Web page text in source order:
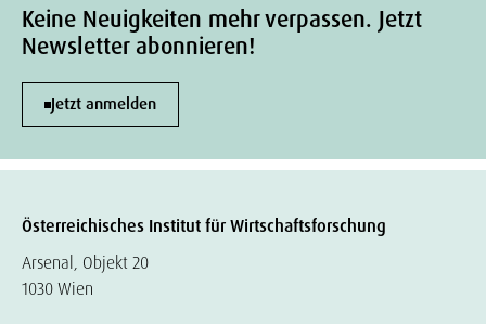
Keine Neuigkeiten mehr verpassen. Jetzt
Newsletter abonnieren!
Jetzt anmelden
Österreichisches Institut für Wirtschaftsforschung
Arsenal, Objekt 20
1030 Wien